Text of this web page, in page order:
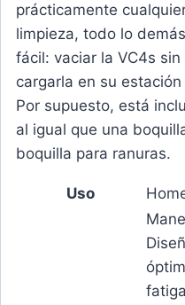
prácticamente
limpieza, todo lo
fácil: vaciar la VC4s
cargarla en su
Por supuesto, está
al igual que una
boquilla para ranuras.
Uso